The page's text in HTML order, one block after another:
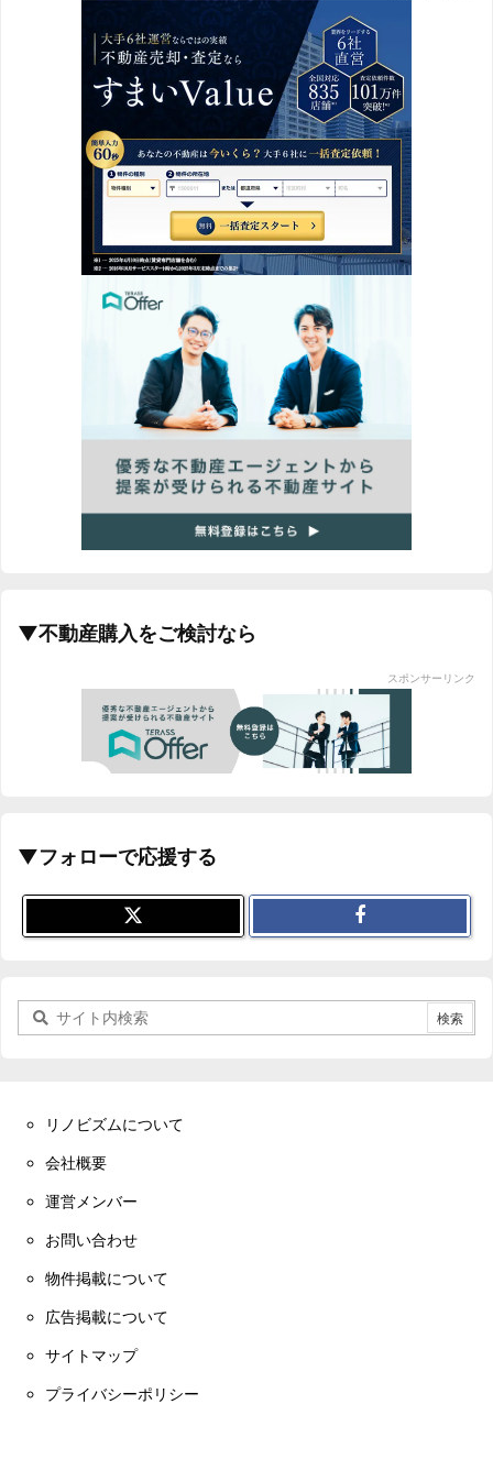
▼不動産購入をご検討なら
スポンサーリンク
▼フォローで応援する
リノビズムについて
会社概要
運営メンバー
お問い合わせ
物件掲載について
広告掲載について
サイトマップ
プライバシーポリシー